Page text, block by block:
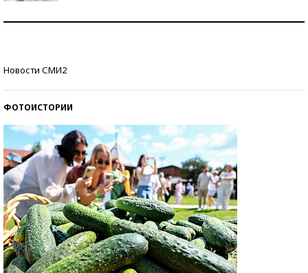
Новости СМИ2
ФОТОИСТОРИИ